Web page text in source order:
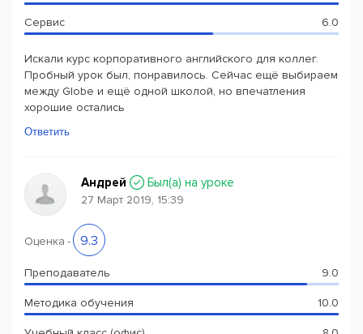
Сервис 6.0
Искали курс корпоративного английского для коллег.
Пробный урок был, понравилось. Сейчас ещё выбираем
между Globe и ещё одной школой, но впечатления
хорошие остались
Ответить
Андрей Был(a) на уроке
27 Март 2019, 15:39
Оценка - 9.3
Преподаватель 9.0
Методика обучения 10.0